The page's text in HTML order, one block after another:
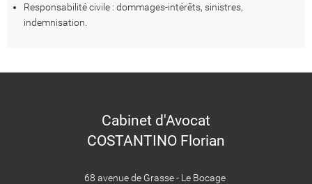
Responsabilité civile : dommages-intérêts, sinistres,
indemnisation.
Cabinet d'Avocat
COSTANTINO Florian
68 avenue de Grasse - Le Bocage